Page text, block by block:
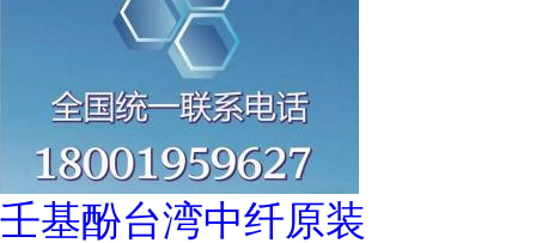
壬基酚台湾中纤原装